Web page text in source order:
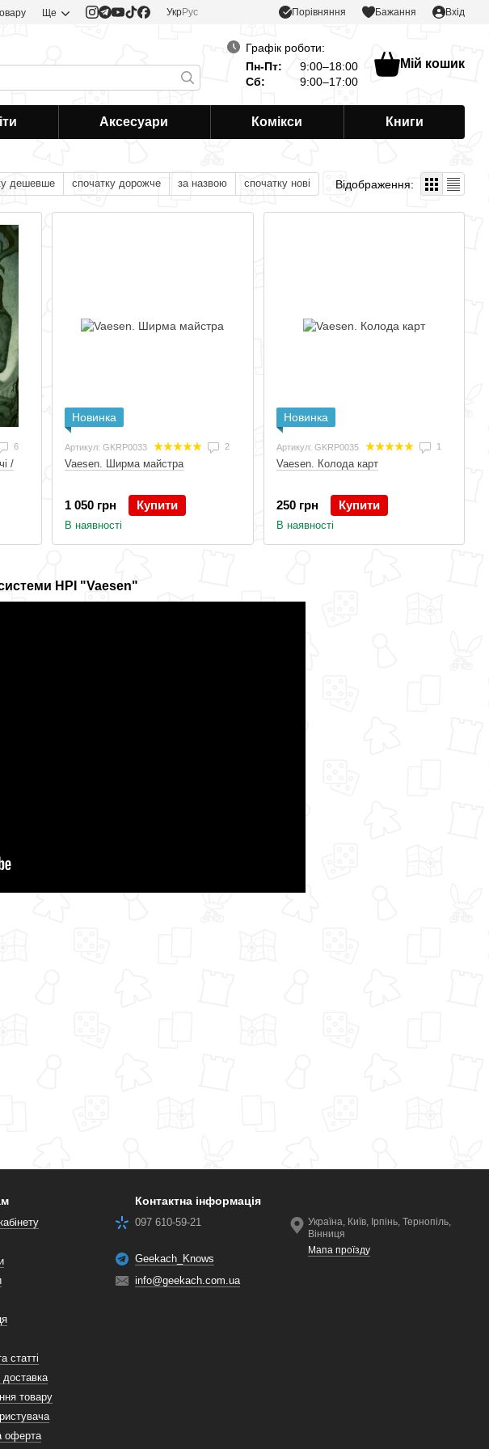
Ще УкрРус Порівняння Бажання Вхід
Графік роботи:
Пн-Пт:
9:00–18:00
Сб:
9:00–17:00
Мій кошик
Аксесуари Комікси Книги
дешевше спочатку дорожче за назвою спочатку нові Відображення:
НРІ "Vaesen"
6
/
Новинка
Артикул: GKRP0033 2
Vaesen. Ширма майстра
1 050 грн Купити
В наявності
Новинка
Артикул: GKRP0035 1
Vaesen. Колода карт
250 грн Купити
В наявності
статті
доставка
товару
оферта
Контактна інформація
097 610-59-21
Geekach_Knows
info@geekach.com.ua
Україна, Київ, Ірпінь, Тернопіль,
Вінниця
Мапа проїзду